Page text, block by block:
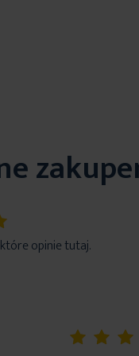
5% opinie tutaj.